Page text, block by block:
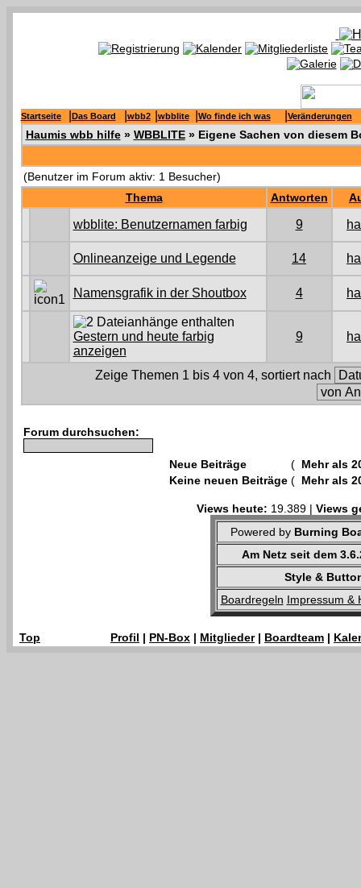
Startseite Das Board wbb2 wbblite Wo finde ich was Veränderungen
Haumis wbb hilfe» WBBLITE» Eigene Sachen von diesem
(Benutzer im Forum aktiv: 1 Besucher)
Thema
Antworten
wbblite: Benutzernamen farbig 9
Onlineanzeige und Legende 14
Namensgrafik in der Shoutbox 4
Gestern und heute farbig
anzeigen
9
Zeige Themen 1 bis 4 von 4, sortiert nach
Forum durchsuchen:
Neue Beiträge ( Mehr als
Keine neuen Beiträge ( Mehr als
Views heute: 19.389 | Views
Powered by Burning
Am Netz seit dem
Style &
Boardregeln Impressum &
Top Profil | PN-Box | Mitglieder| Boardteam |